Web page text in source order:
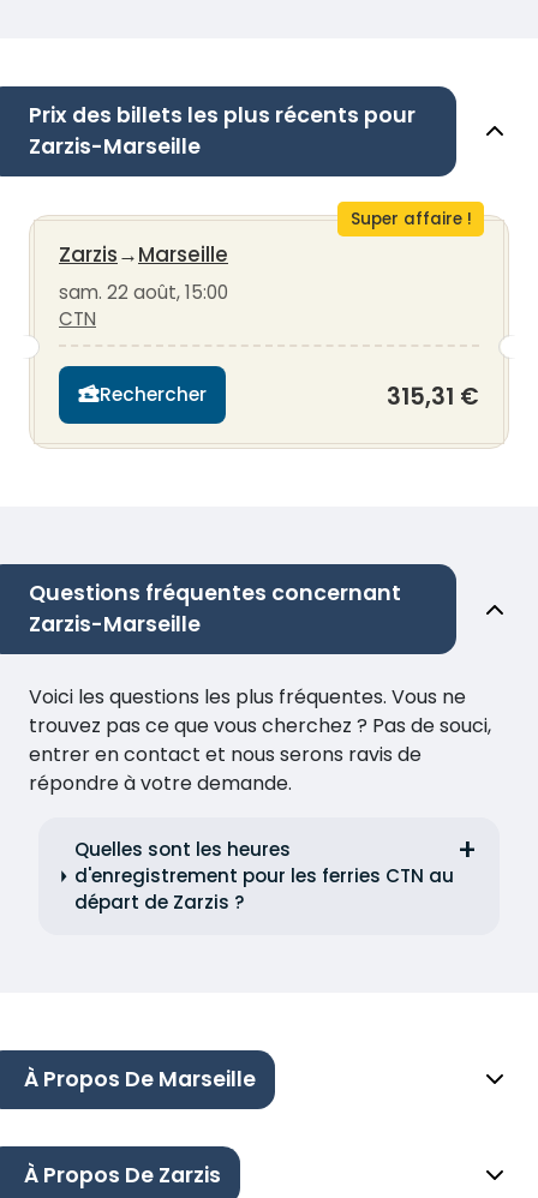
Prix des billets les plus récents pour
Zarzis-Marseille
Super affaire !
Zarzis→Marseille
sam. 22 août, 15:00
CTN
Rechercher 315,31 €
Questions fréquentes concernant
Zarzis-Marseille
Voici les questions les plus fréquentes. Vous ne
trouvez pas ce que vous cherchez ? Pas de souci,
entrer en contact et nous serons ravis de
répondre à votre demande.
Quelles sont les heures
d'enregistrement pour les ferries CTN au
départ de Zarzis ?
À Propos De Marseille
À Propos De Zarzis